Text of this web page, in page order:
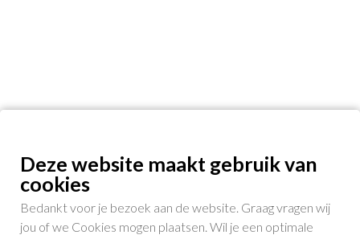
Deze website maakt gebruik van
cookies
Bedankt voor je bezoek aan de website. Graag vragen wij
jou of we Cookies mogen plaatsen. Wil je een optimale